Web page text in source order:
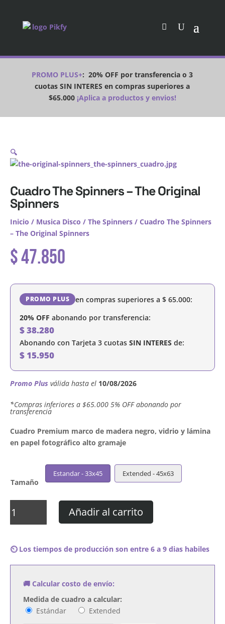
PROMO PLUS+:20% OFF por transferencia o 3
cuotas SIN INTERES en compras superiores a
$65.000¡Aplica a productos y envios!
🔍
Cuadro The Spinners – The Original
Spinners
Inicio / Musica Disco / The Spinners / Cuadro The Spinners
– The Original Spinners
$47.850
PROMO PLUS en compras superiores a $ 65.000:
20% OFF abonando por transferencia:
$38.280
Abonando con Tarjeta 3 cuotas SIN INTERES de:
$ 15.950
Promo Plus válida hasta el 10/08/2026
´*Compras inferiores a $65.000 5% OFF abonando por
transferencia
Cuadro Premium marco de madera negro, vidrio y lámina
en papel fotográfico alto gramaje
Tamaño
Estandar - 33x45 Extended - 45x63
The
The
Original
cantidad
Añadir al carrito
⏲️ Los tiempos de producción son entre 6 a 9 dias habiles
🚚 Calcular costo de envío:
Medida de cuadro a calcular:
Estándar
Extended